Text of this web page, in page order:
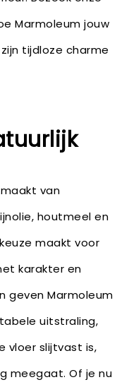
Marmoleum jouw
tijdloze charme
van
houtmeel en
maakt voor
karakter en
geven Marmoleum
uitstraling,
vloer slijtvast is,
meegaat. Of je nu